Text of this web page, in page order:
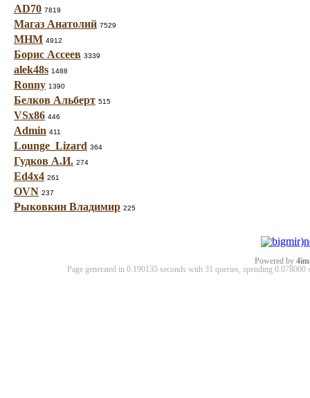
AD70 7819
Магаз Анатолий 7529
МНМ 4912
Борис Ассеев 3339
alek48s 1488
Ronny 1390
Белков Альберт 515
VSx86 446
Admin 411
Lounge_Lizard 364
Гудков А.И. 274
Ed4x4 261
OVN 237
Рыковкин Владимир 225
Powered by
Page generated in 0.190135 seconds with 31 queries, spending